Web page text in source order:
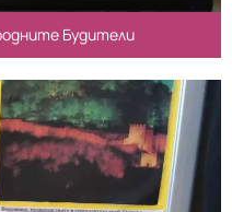
Будители